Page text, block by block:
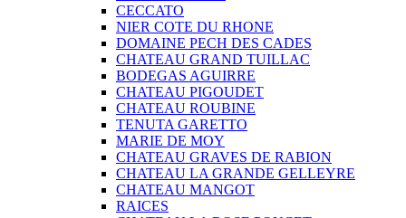
CECCATO
NIER COTE DU RHONE
DOMAINE PECH DES CADES
CHATEAU GRAND TUILLAC
BODEGAS AGUIRRE
CHATEAU PIGOUDET
CHATEAU ROUBINE
TENUTA GARETTO
MARIE DE MOY
CHATEAU GRAVES DE RABION
CHATEAU LA GRANDE GELLEYRE
CHATEAU MANGOT
RAICES